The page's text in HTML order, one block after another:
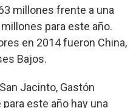
millones frente a una
para este año.
en 2014 fueron China,
Bajos.
Jacinto, Gastón
para este año hay una